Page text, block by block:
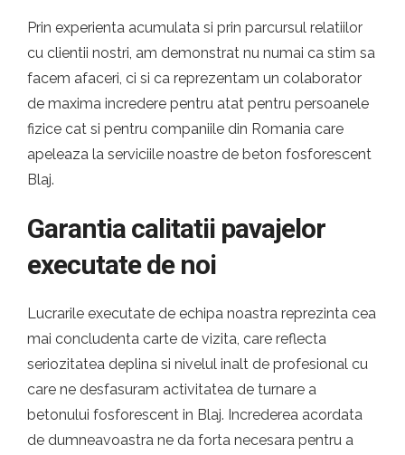
Prin experienta acumulata si prin parcursul relatiilor
cu clientii nostri, am demonstrat nu numai ca stim sa
facem afaceri, ci si ca reprezentam un colaborator
de maxima incredere pentru atat pentru persoanele
fizice cat si pentru companiile din Romania care
apeleaza la serviciile noastre de beton fosforescent
Blaj.
Garantia calitatii pavajelor
executate de noi
Lucrarile executate de echipa noastra reprezinta cea
mai concludenta carte de vizita, care reflecta
seriozitatea deplina si nivelul inalt de profesional cu
care ne desfasuram activitatea de turnare a
betonului fosforescent in Blaj. Increderea acordata
de dumneavoastra ne da forta necesara pentru a